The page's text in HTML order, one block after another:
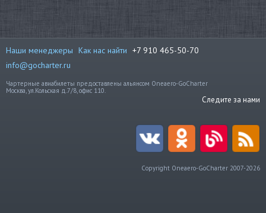
Наши менеджеры Как нас найти +7 910 465-50-70
info@gocharter.ru
Чартерные авиабилеты предоставлены альянсом Oneaero-GoCharter
Москва, ул.Кольская д.7/8, офис 110.
Следите за нами
Copyright Oneaero-GoCharter 2007-2026